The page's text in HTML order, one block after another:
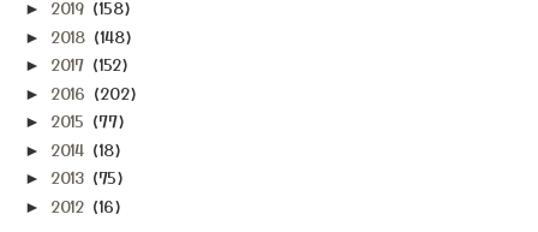
► 2019 (158)
► 2018 (148)
► 2017 (152)
► 2016 (202)
► 2015 (77)
► 2014 (18)
► 2013 (75)
► 2012 (16)